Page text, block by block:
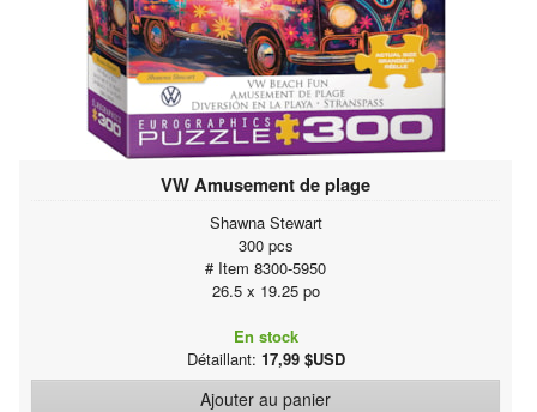
VW Amusement de plage
Shawna Stewart
300 pcs
# Item 8300-5950
26.5 x 19.25 po
En stock
Détaillant: 17,99 $USD
Ajouter au panier